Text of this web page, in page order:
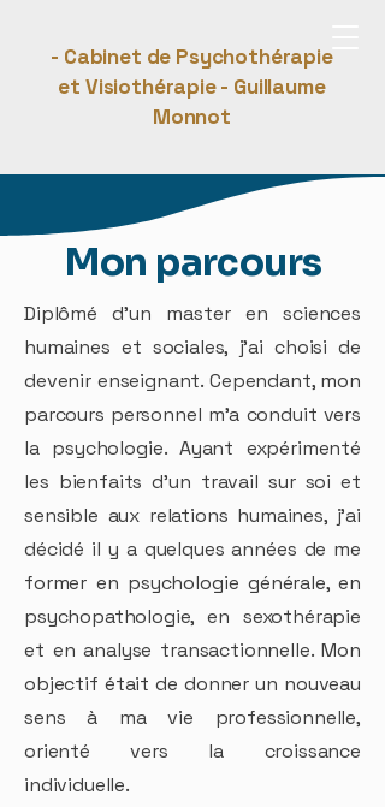
- Cabinet de Psychothérapie
et Visiothérapie - Guillaume
Monnot
Mon parcours
Diplômé d’un master en sciences
humaines et sociales, j’ai choisi de
devenir enseignant. Cependant, mon
parcours personnel m’a conduit vers
la psychologie. Ayant expérimenté
les bienfaits d’un travail sur soi et
sensible aux relations humaines, j’ai
décidé il y a quelques années de me
former en psychologie générale, en
psychopathologie, en sexothérapie
et en analyse transactionnelle. Mon
objectif était de donner un nouveau
sens à ma vie professionnelle,
orienté vers la croissance
individuelle.